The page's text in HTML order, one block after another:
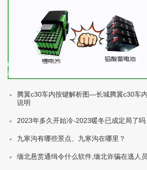
电动车电池的种类及标准(电动车 电池
种类)
腾翼c30车内按键解析图—长城腾翼c30车
说明
2023年多久开始冷-2023暖冬已成定局了吗
九寒沟有哪些景点、九寒沟在哪里？
缅北悬赏通缉令什么软件,缅北诈骗在逃人